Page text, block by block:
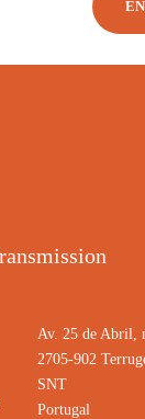
Av. 25 de Abril,
2705-902
SNT
Portugal